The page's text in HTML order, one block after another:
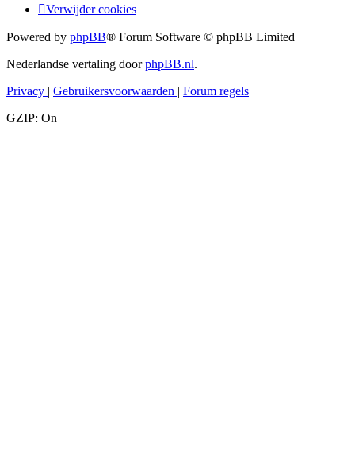
Verwijder cookies
Powered by phpBB® Forum Software © phpBB Limited
Nederlandse vertaling doorphpBB.nl.
Privacy | Gebruikersvoorwaarden | Forum regels
GZIP: On